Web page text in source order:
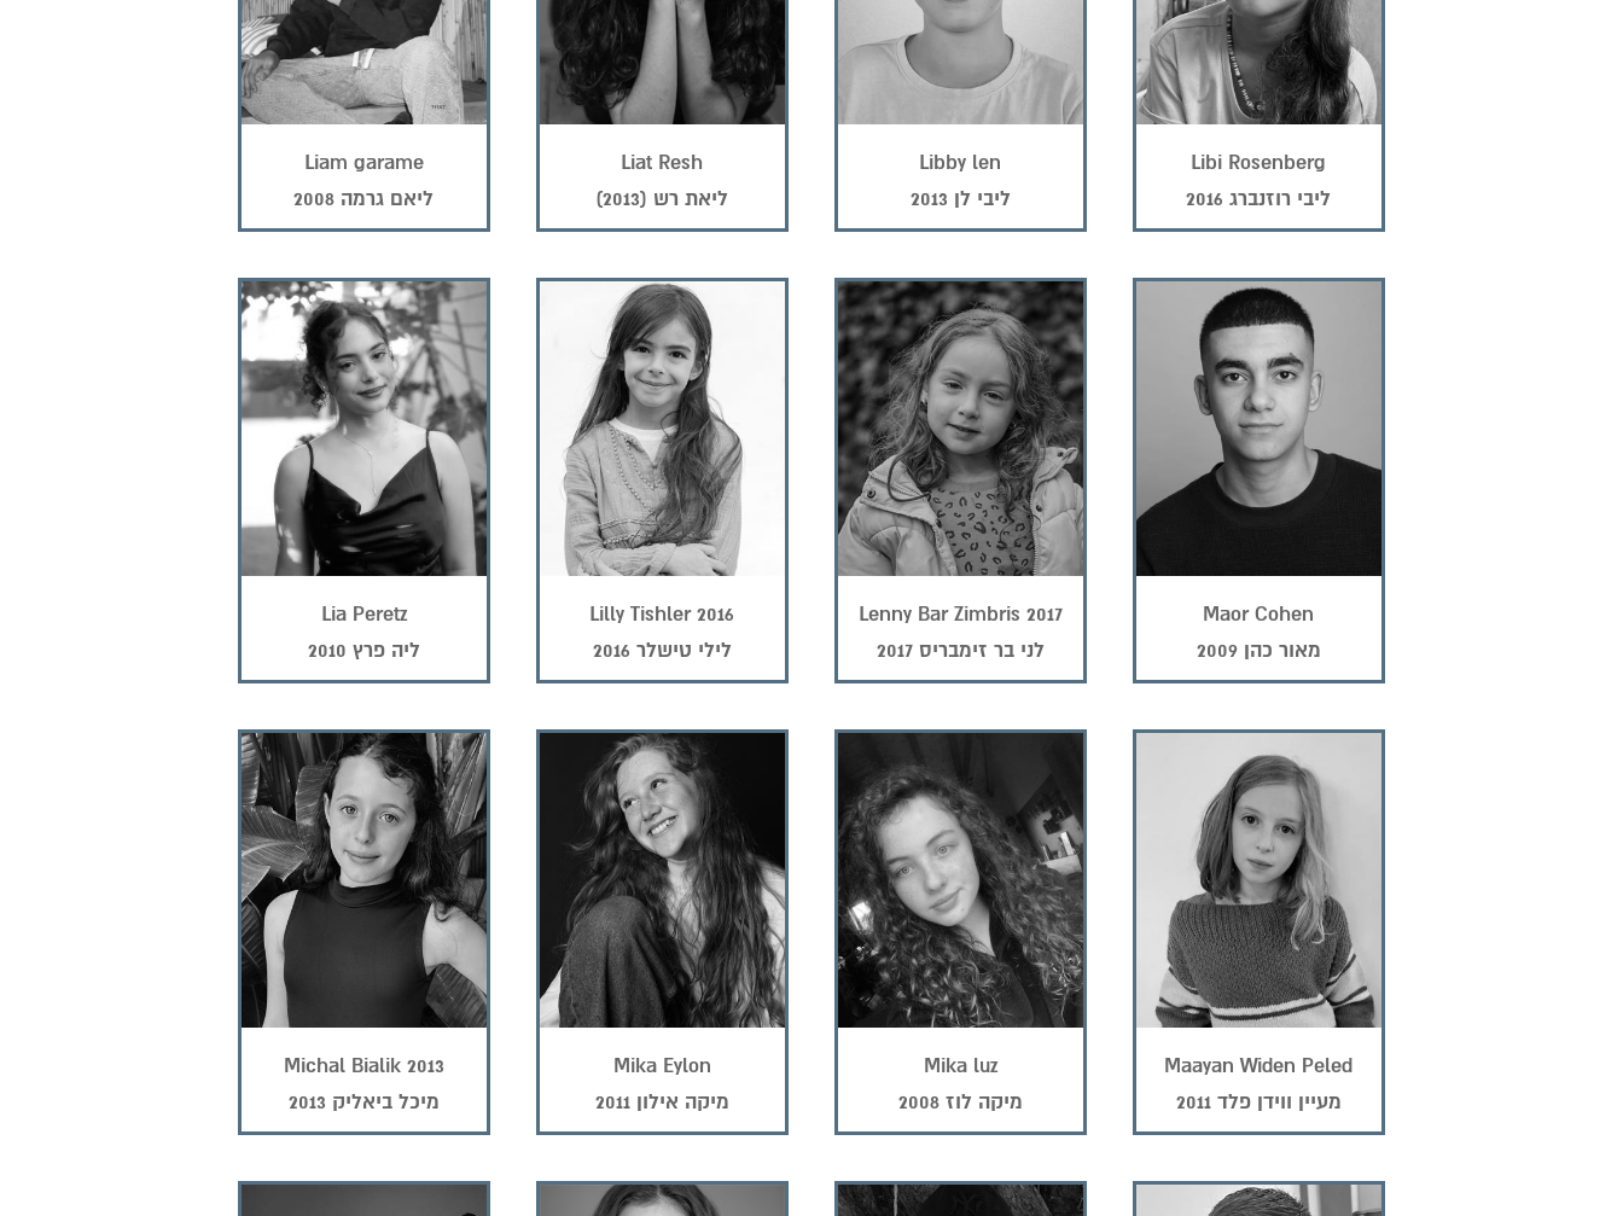
Liam garame
ליאם גרמה 2008
Liat Resh
ליאת רש (2013)
Libby len
ליבי לן 2013
Libi Rosenberg
ליבי רוזנברג 2016
Lia Peretz
ליה פרץ 2010
Lilly Tishler 2016
לילי טישלר 2016
Lenny Bar Zimbris 2017
לני בר זימבריס 2017
Maor Cohen
מאור כהן 2009
Michal Bialik 2013
מיכל ביאליק 2013
Mika Eylon
מיקה אילון 2011
Mika luz
מיקה לוז 2008
Maayan Widen Peled
2011
מעיין ווידן פלד 2011